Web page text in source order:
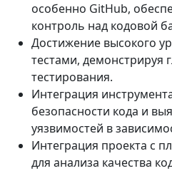
особенно GitHub,
контроль над кодовой
Достижение высокого
тестами, демонстрируя
тестирования.
Интеграция
безопасности кода и
уязвимостей в
Интеграция проекта с
для анализа качества